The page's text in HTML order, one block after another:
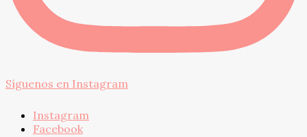
Síguenos en Instagram
Instagram
Facebook